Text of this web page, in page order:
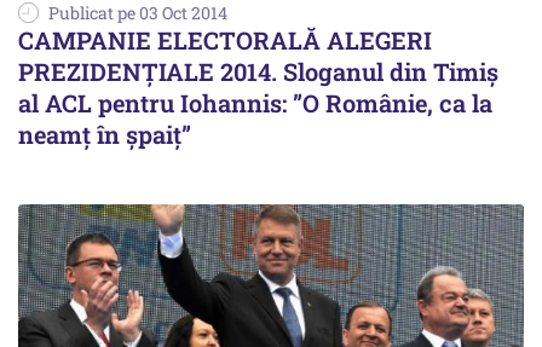
Publicat pe 03 Oct 2014
CAMPANIE ELECTORALĂ ALEGERI
PREZIDENȚIALE 2014. Sloganul din Timiș
al ACL pentru Iohannis: ”O Românie, ca la
neamț în șpaiț”